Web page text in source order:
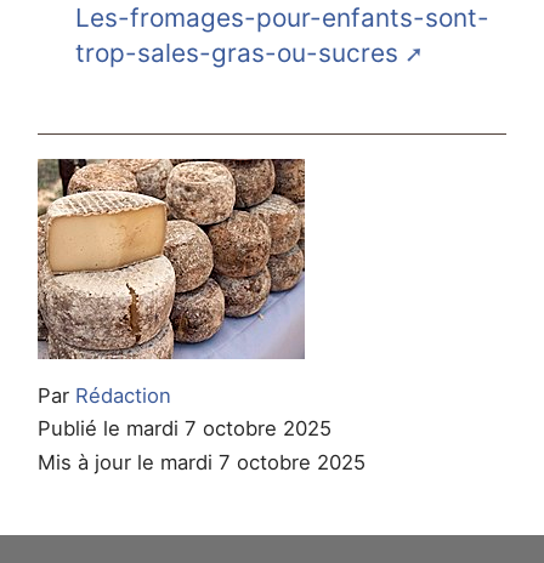
Les-fromages-pour-enfants-sont-
trop-sales-gras-ou-sucres
Par Rédaction
Publié le mardi 7 octobre 2025
Mis à jour le mardi 7 octobre 2025